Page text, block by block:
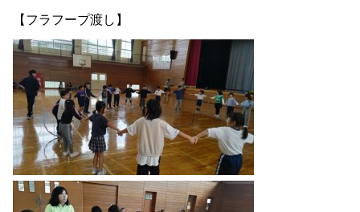
【フラフープ渡し】